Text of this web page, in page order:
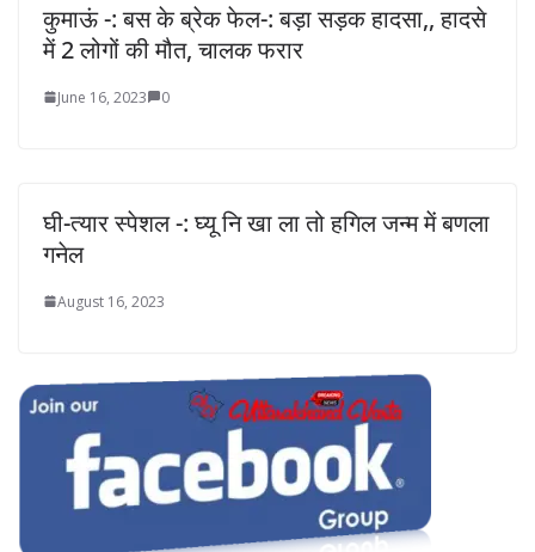
कुमाऊं -: बस के ब्रेक फेल-: बड़ा सड़क हादसा,, हादसे
में 2 लोगों की मौत, चालक फरार
June 16, 2023 0
घी-त्यार स्पेशल -: घ्यू नि खा ला तो हगिल जन्म में बणला
गनेल
August 16, 2023